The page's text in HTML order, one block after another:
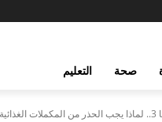
صحة التعليم